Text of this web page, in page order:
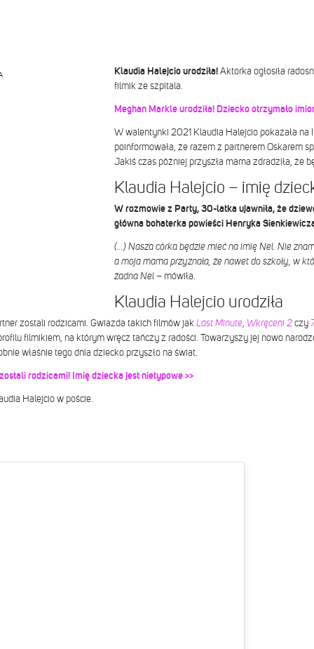
Klaudia Halejcio urodziła!Aktorka ogłosiła
filmik ze szpitala.
Meghan Markle urodziła! Dziecko otrzymało
W walentynki 2021 Klaudia Halejcio pokazała na
poinformowała, że razem z partnerem Oskarem
Jakiś czas później przyszła mama zdradziła, że
Klaudia Halejcio – imię
W rozmowie z Party, 30-latka ujawniła, że
główna bohaterka powieści Henryka
(…) Nasza córka będzie mieć na imię Nel. Nie
a moja mama przyznała, że nawet do szkoły, w
żadna Nel – mówiła.
Klaudia Halejcio urodziła
zostali rodzicami. Gwiazda takich filmów jak Last Minute, Wkręceni 2 czy
filmikiem, na którym wręcz tańczy z radości.
Towarzyszy jej nowo
właśnie tego dnia dziecko przyszło na świat.
rodzicami! Imię dziecka jest nietypowe >>
Halejcio w poście.